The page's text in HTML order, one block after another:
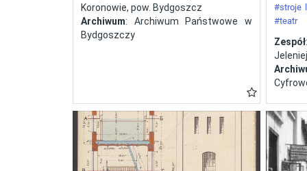
oceniano czas i sposób
składania i rozkładania
1934. W zawodach brały
także udział panie. Polscy
lotnicy zadebiutowali
podczas zawodów w roku
Koronowie, pow. Bydgoszcz
Archiwum: Archiwum Państwowe w
Bydgoszczy
#stroje
#teatr
Zespół